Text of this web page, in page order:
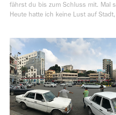
fährst du bis zum Schluss mit. Mal
Heute hatte ich keine Lust auf